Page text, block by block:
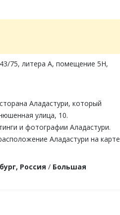
75, литера А, помещение 5Н,
Аладастури, который
улица, 10.
и фотографии Аладастури.
Аладастури на карте
Россия / Большая